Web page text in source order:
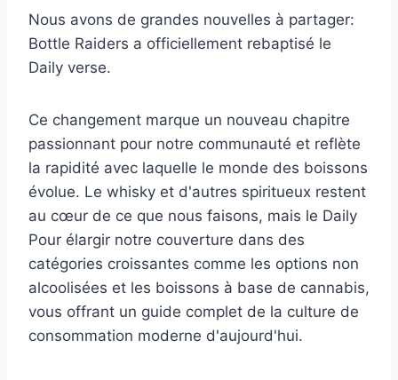
Nous avons de grandes nouvelles à partager:
Bottle Raiders a officiellement rebaptisé le
Daily verse.
Ce changement marque un nouveau chapitre
passionnant pour notre communauté et reflète
la rapidité avec laquelle le monde des boissons
évolue. Le whisky et d'autres spiritueux restent
au cœur de ce que nous faisons, mais le Daily
Pour élargir notre couverture dans des
catégories croissantes comme les options non
alcoolisées et les boissons à base de cannabis,
vous offrant un guide complet de la culture de
consommation moderne d'aujourd'hui.